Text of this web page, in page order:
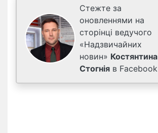
Стежте за
оновленнями на
сторінці ведучого
«Надзвичайних
новин» Костянтина
Стогнія в Facebook